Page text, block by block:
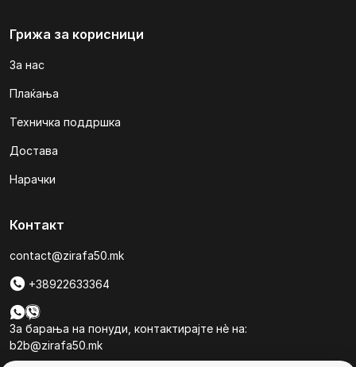
Грижа за корисници
За нас
Плаќања
Техничка поддршка
Достава
Нарачки
Контакт
contact@zirafa50.mk
+38922633364
За барања на понуди, контактирајте нѐ на:
b2b@zirafa50.mk